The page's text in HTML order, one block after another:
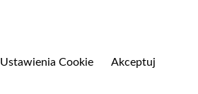
Ustawienia Cookie Akceptuj